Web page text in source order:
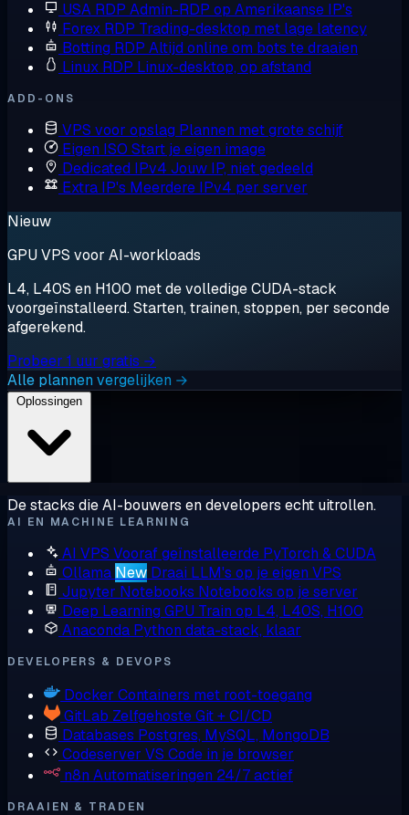
USA RDP Admin-RDP op Amerikaanse IP's
Forex RDP Trading-desktop met lage latency
Botting RDP Altijd online om bots te draaien
Linux RDP Linux-desktop, op afstand
ADD-ONS
VPS voor opslag Plannen met grote schijf
Eigen ISO Start je eigen image
Dedicated IPv4 Jouw IP, niet gedeeld
Extra IP's Meerdere IPv4 per server
Nieuw
GPU VPS voor AI-workloads
L4, L40S en H100 met de volledige CUDA-stack
voorgeïnstalleerd. Starten, trainen, stoppen, per seconde
afgerekend.
Probeer 1 uur gratis →
Alle plannen vergelijken →
De stacks die AI-bouwers en developers echt uitrollen.
AI EN MACHINE LEARNING
AI VPS Vooraf geïnstalleerde PyTorch & CUDA
Ollama New Draai LLM's op je eigen VPS
Jupyter Notebooks Notebooks op je server
Deep Learning GPU Train op L4, L40S, H100
Anaconda Python data-stack, klaar
DEVELOPERS & DEVOPS
Docker Containers met root-toegang
GitLab Zelfgehoste Git + CI/CD
Databases Postgres, MySQL, MongoDB
Codeserver VS Code in je browser
n8n Automatiseringen 24/7 actief
DRAAIEN & TRADEN